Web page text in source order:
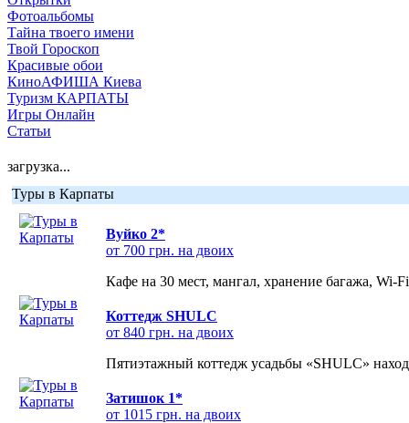
Фотоальбомы
Тайна твоего имени
Твой Гороскоп
Красивые обои
КиноАФИША Киева
Туризм КАРПАТЫ
Игры Онлайн
Статьи
загрузка...
Туры в Карпаты
Вуйко 2*
от 700 грн. на двоих
Кафе на 30 мест, мангал, хранение багажа, Wi-
Коттедж SHULC
от 840 грн. на двоих
Пятиэтажный коттедж усадьбы «SHULC»
Затишок 1*
от 1015 грн. на двоих